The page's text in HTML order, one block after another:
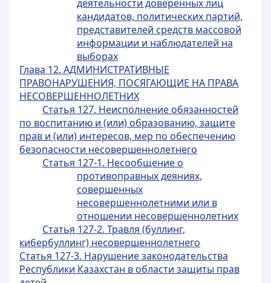
деятельности доверенных лиц
кандидатов, политических партий,
представителей средств массовой
информации и наблюдателей на
выборах
Глава 12. АДМИНИСТРАТИВНЫЕ
ПРАВОНАРУШЕНИЯ, ПОСЯГАЮЩИЕ НА ПРАВА
НЕСОВЕРШЕННОЛЕТНИХ
Статья 127. Неисполнение обязанностей
по воспитанию и (или) образованию, защите
прав и (или) интересов, мер по обеспечению
безопасности несовершеннолетнего
Статья 127-1. Несообщение о
противоправных деяниях,
совершенных
несовершеннолетними или в
отношении несовершеннолетних
Статья 127-2. Травля (буллинг,
кибербуллинг) несовершеннолетнего
Статья 127-3. Нарушение законодательства
Республики Казахстан в области защиты прав